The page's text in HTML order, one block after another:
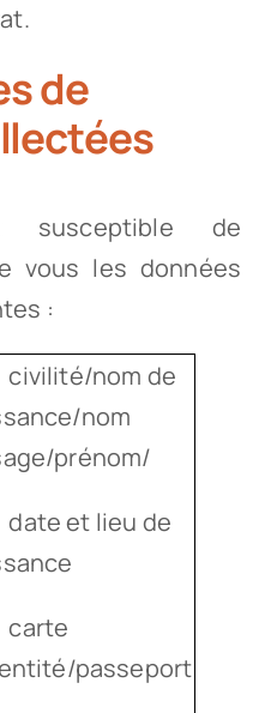
de
susceptible de
vous les données
:
nom de
nom
prénom/
et lieu de
passeport